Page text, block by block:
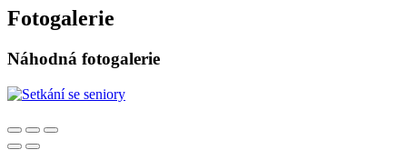
Fotogalerie
Náhodná fotogalerie